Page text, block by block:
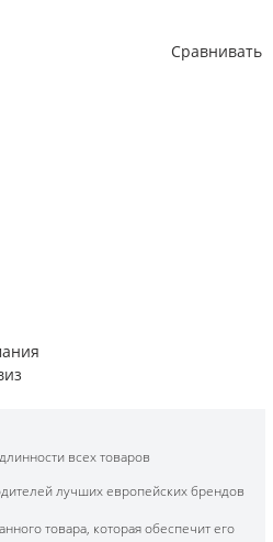
Сравнивать
всех товаров
лучших европейских брендов
товара, которая обеспечит его